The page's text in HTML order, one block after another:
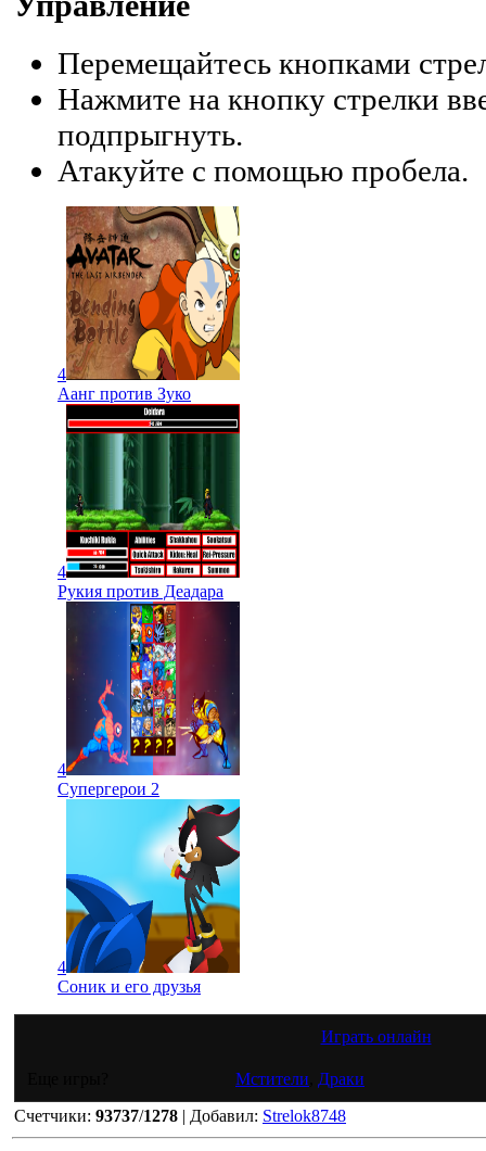
Перемещайтесь кнопками
Нажмите на кнопку стрелки
подпрыгнуть.
Атакуйте с помощью пробела.
4
Аанг против Зуко
4
Рукия против Деадара
4
Супергерои 2
4
Соник и его друзья
Играть онлайн
Мстители Драки
Счетчики: 93737/1278 | Добавил: Strelok8748